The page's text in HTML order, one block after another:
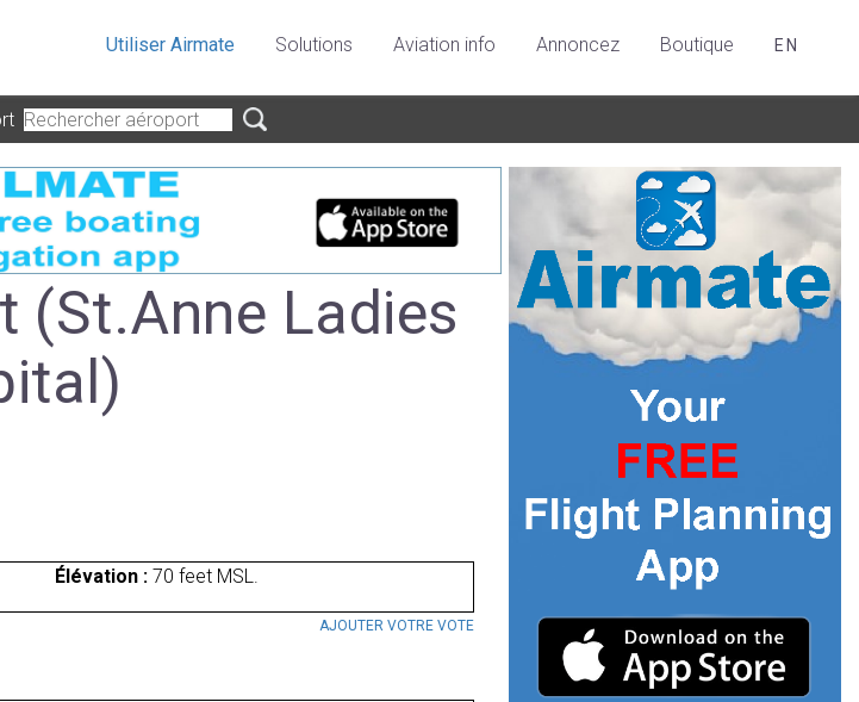
Utiliser Airmate Solutions Aviation info Annoncez Boutique EN
(St.Anne Ladies
Élévation :70 feet MSL.
AJOUTER VOTRE VOTE